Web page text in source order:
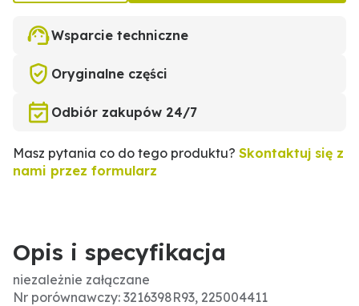
Wsparcie techniczne
Oryginalne części
Odbiór zakupów 24/7
Masz pytania co do tego produktu? Skontaktuj się z
nami przez formularz
Opis i specyfikacja
niezależnie załączane
Nr porównawczy: 3216398R93, 225004411